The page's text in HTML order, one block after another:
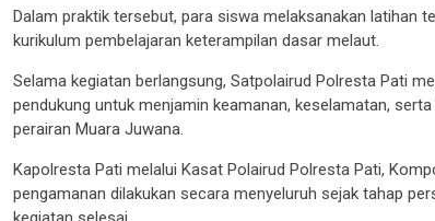
Dalam praktik tersebut, para siswa melaksanakan latihan
kurikulum pembelajaran keterampilan dasar melaut.
Selama kegiatan berlangsung, Satpolairud Polresta Pati
pendukung untuk menjamin keamanan, keselamatan,
perairan Muara Juwana.
Kapolresta Pati melalui Kasat Polairud Polresta Pati,
pengamanan dilakukan secara menyeluruh sejak tahap